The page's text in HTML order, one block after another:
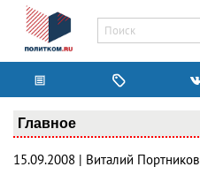
Главное
15.09.2008 | Виталий Портников